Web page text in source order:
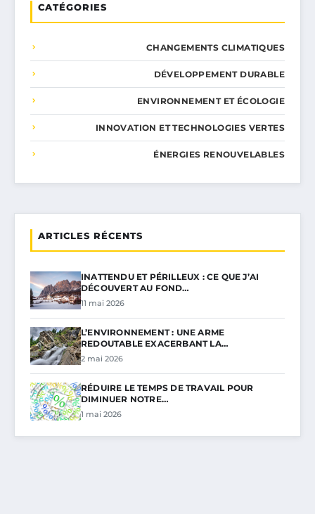
CATÉGORIES
CHANGEMENTS CLIMATIQUES
DÉVELOPPEMENT DURABLE
ENVIRONNEMENT ET ÉCOLOGIE
INNOVATION ET TECHNOLOGIES VERTES
ÉNERGIES RENOUVELABLES
ARTICLES RÉCENTS
INATTENDU ET PÉRILLEUX : CE QUE J’AI
DÉCOUVERT AU FOND…
11 mai 2026
L’ENVIRONNEMENT : UNE ARME
REDOUTABLE EXACERBANT LA…
2 mai 2026
RÉDUIRE LE TEMPS DE TRAVAIL POUR
DIMINUER NOTRE…
1 mai 2026